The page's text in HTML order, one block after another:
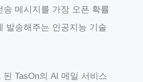
송 메시지를 가장 오픈 확률
발송해주는 인공지능 기술
된 TasOn의 AI 메일 서비스